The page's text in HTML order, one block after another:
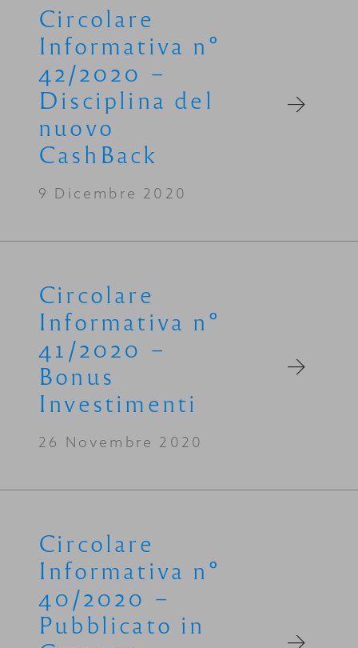
Circolare
Informativa n°
42/2020 –
Disciplina del
nuovo
CashBack
9 Dicembre 2020
Circolare
Informativa n°
41/2020 –
Bonus
Investimenti
26 Novembre 2020
Circolare
Informativa n°
40/2020 –
Pubblicato in